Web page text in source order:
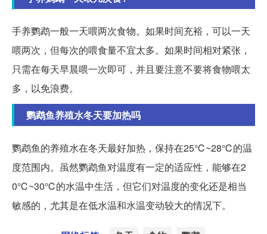
手养鹦鹉一般一天喂两次食物。如果时间充裕，可以一天
喂两次，但每次的喂食量不宜太多。如果时间相对紧张，
只需在每天早晨喂一次即可，并且要注意不要将食物喂太
多，以免浪费。
鹦鹉鱼养殖水冬天要加热吗
鹦鹉鱼的养殖水在冬天最好加热，保持在25℃~28℃的温
度范围内。虽然鹦鹉鱼对温度有一定的适应性，能够在2
0℃~30℃的水温中生活，但它们对温度的变化还是相当
敏感的，尤其是在低水温和水温变动较大的情况下。